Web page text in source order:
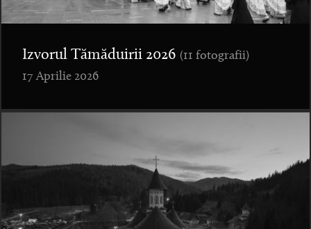
Izvorul Tămăduirii 2026 (11 fotografii)
17 Aprilie 2026